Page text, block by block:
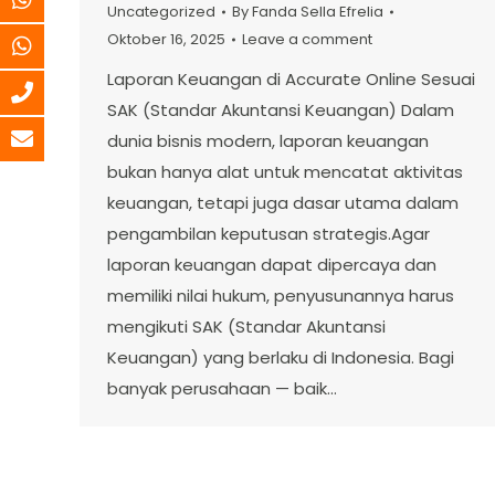
Uncategorized ByFanda Sella Efrelia
Oktober 16, 2025
Leave a comment
Laporan Keuangan di Accurate Online Sesuai
SAK (Standar Akuntansi Keuangan) Dalam
dunia bisnis modern, laporan keuangan
bukan hanya alat untuk mencatat aktivitas
keuangan, tetapi juga dasar utama dalam
pengambilan keputusan strategis.Agar
laporan keuangan dapat dipercaya dan
memiliki nilai hukum, penyusunannya harus
mengikuti SAK (Standar Akuntansi
Keuangan) yang berlaku di Indonesia. Bagi
banyak perusahaan — baik…